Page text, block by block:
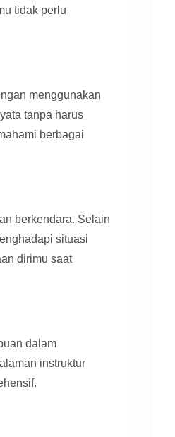
tidak perlu
menggunakan
tanpa harus
berbagai
berkendara. Selain
situasi
dirimu saat
dalam
instruktur